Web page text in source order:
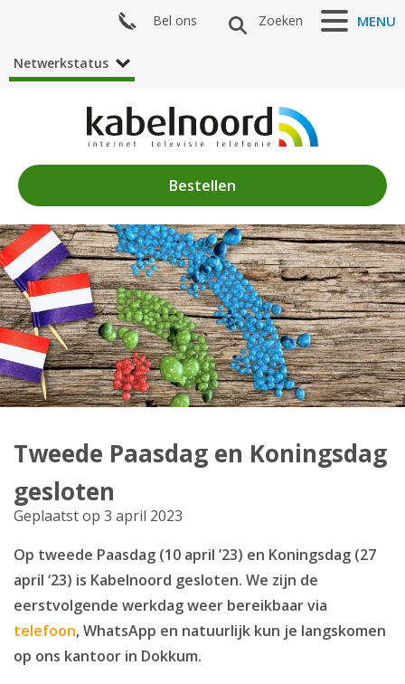
Nieuws
Algemeen
Acties
Zenderaanbod
Mijn Kabelnoord
Zakelijk
Mijn webmail
Bestellen
MENU
Zoeken
Bel ons
Netwerkstatus
Tweede Paasdag en Koningsdag
gesloten
Geplaatst op 3 april 2023
Op tweede Paasdag (10 april ’23) en Koningsdag (27
april ‘23) is Kabelnoord gesloten. We zijn de
eerstvolgende werkdag weer bereikbaar via
telefoon, WhatsApp en natuurlijk kun je langskomen
op ons kantoor in Dokkum.